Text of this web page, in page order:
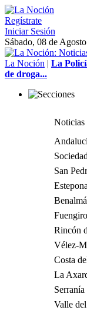
Regístrate
Iniciar Sesión
Sábado, 08 de
La Noción | La
de droga...
Noticias
Sociedad
San
Estepona
Rincón
Vélez-
Costa
La
Valle